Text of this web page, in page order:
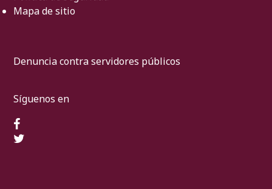
Mapa de sitio
Denuncia contra servidores públicos
Síguenos en